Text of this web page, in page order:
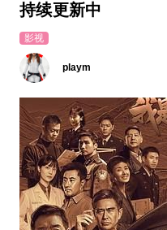
持续更新中
影视
playm